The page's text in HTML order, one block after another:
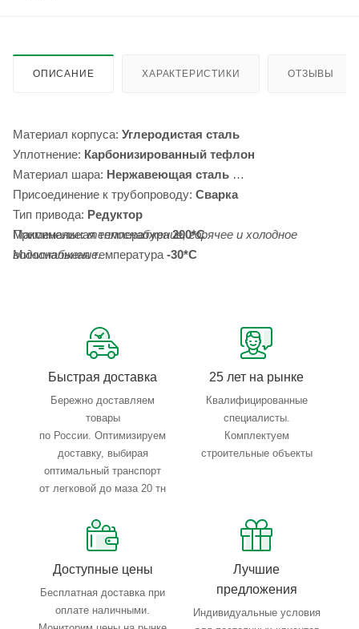
ОПИСАНИЕ ХАРАКТЕРИСТИКИ ОТЗЫВЫ
Материал корпуса: Углеродистая сталь
Уплотнение: Карбонизированный тефлон
Материал шара: Нержавеющая сталь
Присоединение к трубопроводу: Сварка
Тип привода: Редуктор
Максимальная температура200*С
Минимальная температура-30*С
Применение:теплоснабжение, горячее и холодное
водоснабжение.
Быстрая доставка
Бережно доставляем
товары
по России. Оптимизируем
доставку, выбирая
оптимальный транспорт
от легковой до маза 20 тн
25 лет на рынке
Квалифицированные
специалисты.
Комплектуем
строительные объекты
Доступные цены
Бесплатная доставка при
оплате наличными.
Лучшие
предложения
Индивидуальные условия